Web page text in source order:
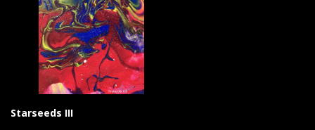
Starseeds III